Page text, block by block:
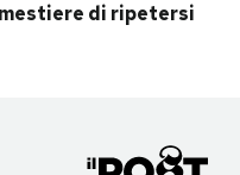
di ripetersi